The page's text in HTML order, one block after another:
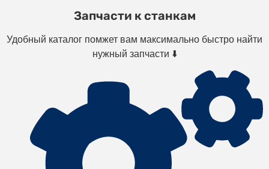
Запчасти к станкам
Удобный каталог помжет вам максимально быстро найти
нужный запчасти ⬇️